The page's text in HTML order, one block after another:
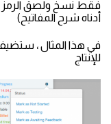
فقط نسخ ولصق الرمز
أدناه شرح المفاتيح)
في هذا المثال ،
للإنتاج